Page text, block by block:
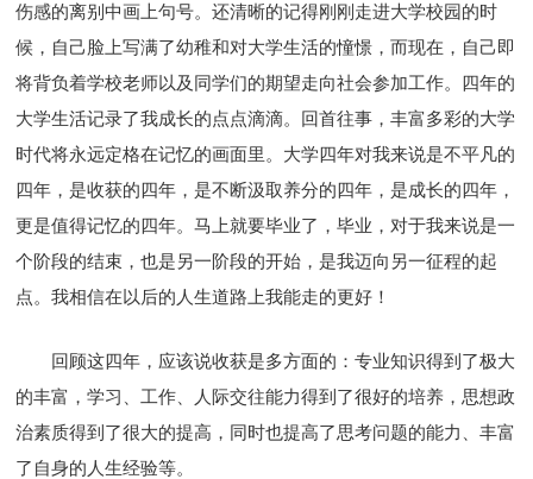
伤感的离别中画上句号。还清晰的记得刚刚走进大学校园的时
候，自己脸上写满了幼稚和对大学生活的憧憬，而现在，自己即
将背负着学校老师以及同学们的期望走向社会参加工作。四年的
大学生活记录了我成长的点点滴滴。回首往事，丰富多彩的大学
时代将永远定格在记忆的画面里。大学四年对我来说是不平凡的
四年，是收获的四年，是不断汲取养分的四年，是成长的四年，
更是值得记忆的四年。马上就要毕业了，毕业，对于我来说是一
个阶段的结束，也是另一阶段的开始，是我迈向另一征程的起
点。我相信在以后的人生道路上我能走的更好！
回顾这四年，应该说收获是多方面的：专业知识得到了极大
的丰富，学习、工作、人际交往能力得到了很好的培养，思想政
治素质得到了很大的提高，同时也提高了思考问题的能力、丰富
了自身的人生经验等。